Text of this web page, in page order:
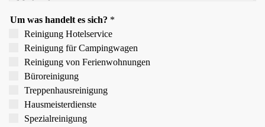
Um was handelt es sich? *
Reinigung Hotelservice
Reinigung für Campingwagen
Reinigung von Ferien­wohnungen
Büroreinigung
Treppen­hausreinigung
Hausmeister­dienste
Spezial­reinigung